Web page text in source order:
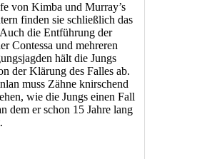
von Kimba und Murray’s
finden sie schließlich das
die Entführung der
Contessa und mehreren
hält die Jungs
der Klärung des Falles ab.
muss Zähne knirschend
wie die Jungs einen Fall
dem er schon 15 Jahre lang